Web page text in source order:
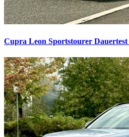
Cupra Leon Sportstourer Dauertest